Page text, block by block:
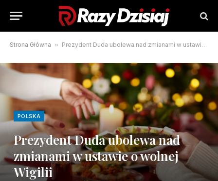
Strona Główna » Prezydent Duda ubolewa nad zmianami w ustawie o wolnej Wigilii
POLSKA
Prezydent Duda ubolewa nad
zmianami w ustawie o wolnej
Wigilii